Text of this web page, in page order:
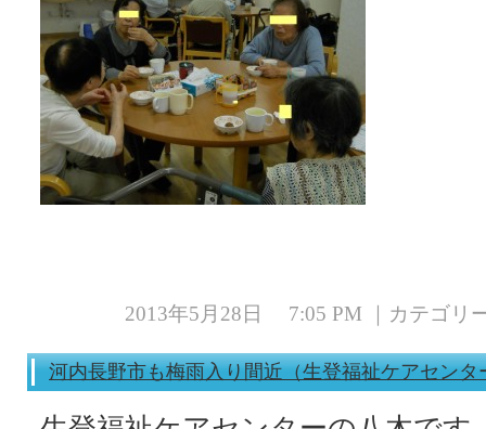
2013年5月28日 7:05 PM ｜カテゴリ
河内長野市も梅雨入り間近（生登福祉ケアセンタ